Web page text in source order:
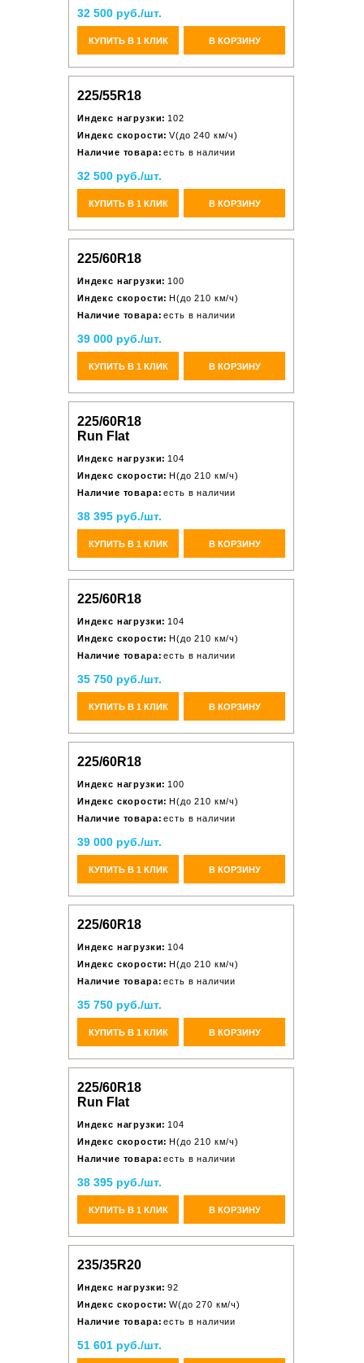
32 500 руб./шт.
КУПИТЬ В 1 КЛИК В КОРЗИНУ
225/55R18
Индекс нагрузки: 102
Индекс скорости: V(до 240 км/ч)
Наличие товара: есть в наличии
32 500 руб./шт.
КУПИТЬ В 1 КЛИК В КОРЗИНУ
225/60R18
Индекс нагрузки: 100
Индекс скорости: H(до 210 км/ч)
Наличие товара: есть в наличии
39 000 руб./шт.
КУПИТЬ В 1 КЛИК В КОРЗИНУ
225/60R18
Run Flat
Индекс нагрузки: 104
Индекс скорости: H(до 210 км/ч)
Наличие товара: есть в наличии
38 395 руб./шт.
КУПИТЬ В 1 КЛИК В КОРЗИНУ
225/60R18
Индекс нагрузки: 104
Индекс скорости: H(до 210 км/ч)
Наличие товара: есть в наличии
35 750 руб./шт.
КУПИТЬ В 1 КЛИК В КОРЗИНУ
225/60R18
Индекс нагрузки: 100
Индекс скорости: H(до 210 км/ч)
Наличие товара: есть в наличии
39 000 руб./шт.
КУПИТЬ В 1 КЛИК В КОРЗИНУ
225/60R18
Индекс нагрузки: 104
Индекс скорости: H(до 210 км/ч)
Наличие товара: есть в наличии
35 750 руб./шт.
КУПИТЬ В 1 КЛИК В КОРЗИНУ
225/60R18
Run Flat
Индекс нагрузки: 104
Индекс скорости: H(до 210 км/ч)
Наличие товара: есть в наличии
38 395 руб./шт.
КУПИТЬ В 1 КЛИК В КОРЗИНУ
235/35R20
Индекс нагрузки: 92
Индекс скорости: W(до 270 км/ч)
Наличие товара: есть в наличии
51 601 руб./шт.